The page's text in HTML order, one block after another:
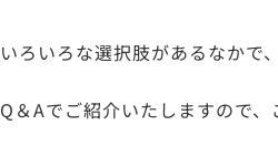
いろいろな選択肢があるなかで
Q＆Aでご紹介いたしますので